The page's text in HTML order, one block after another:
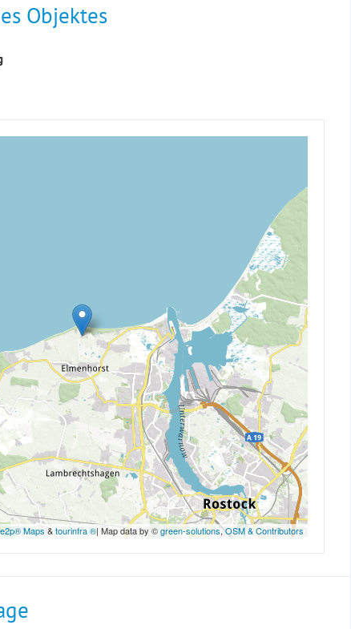
Objektes
Maps &tourinfra ®| Map data by ©green-solutions,OSM & Contributors